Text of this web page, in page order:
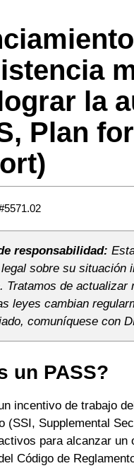
la
Plan
responsabilidad:
sobre su situación
Tratamos de
leyes cambian
comuníquese con
un PASS?
incentivo de trabajo
(SSI, Supplemental
para alcanzar un
Código de